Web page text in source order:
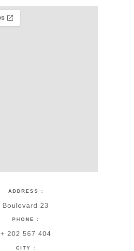
ADDRESS :
Boulevard 23
PHONE :
+ 202 567 404
CITY :